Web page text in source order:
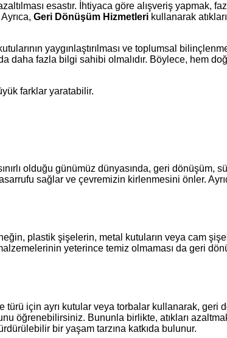
esastır. İhtiyaca göre alışveriş yapmak,
Geri Dönüşüm Hizmetleri kullanarak
yaygınlaştırılması ve toplumsal bilinçlenme
daha fazla bilgi sahibi olmalıdır. Böylece, hem
farklar yaratabilir.
olduğu günümüz dünyasında, geri dönüşüm,
sağlar ve çevremizin kirlenmesini önler.
plastik şişelerin, metal kutuların veya cam
yeterince temiz olmaması da geri
türü için ayrı kutular veya torbalar kullanarak, geri
öğrenebilirsiniz. Bununla birlikte, atıkları
bir yaşam tarzına katkıda bulunur.